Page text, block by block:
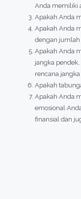
Anda memiliki
Apakah Anda
Apakah Anda
dengan jumlah
Apakah Anda
jangka
rencana
Apakah
Apakah Anda
emosional
finansial dan